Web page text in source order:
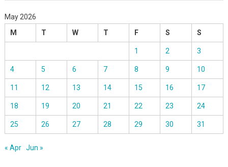
May 2026
M
T W T F S S
1 2 3
4 5 6 7 8 9 10
11 12 13 14 15 16 17
18 19 20 21 22 23 24
25 26 27 28 29 30 31
« Apr Jun »